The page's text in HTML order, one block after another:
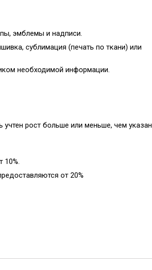
эмблемы и надписи.
сублимация (печать по ткани) или
необходимой информации.
рост больше или меньше, чем указан
10%.
от 20%